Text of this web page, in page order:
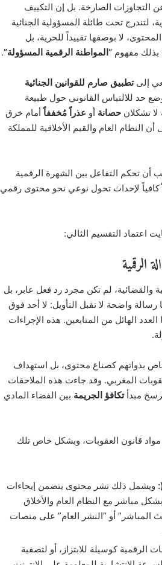
التجاوزات الصارخة. بل إن التكييف
لتندرج تحت طائلة المسؤولية الجنائية
لا بوصفها تقييداً للحرية، بل
بذلك مفهوم “المواطنة الرقمية المسؤولة”.
إلىتطبيق صارم للقوانين الجنائية
حد للالتباس القانوني حول طبيعة
تشكلان حصانة أو عذراً مُخففاًأمام خرق
العام والقيم الأخلاقية للمملكة
أن تحكم التفاعل بين الشهرة الرقمية
كافياً لإحداث تحول نوعي نحو محتوى رقمي
اعتماد التقسيم الثالي:
الرقمية
والقضائية، لم تكن مجرد رد فعل عابر، بل
رسالة واضحة لا تقبل التأويل: لا أحد فوق
الهائل من المتابعين. هذه الإجراءات
بذواتهم كصناع محتوى، بل استهداف
المغربي. وقد جاءت هذه الملاحقات
مبدأتكافؤ الجريمة بين الفضاء المادي
مواد قانون العقوبات، وبشكل خاص تلك
ويشمل ذلك نشر محتوى يتضمن إيحاءات
مباشر مع النظام العام والأخلاق
المباشر” أو “النشر العام” على منصات
الرقمية كوسيلة للابتزاز، أو لتصفية